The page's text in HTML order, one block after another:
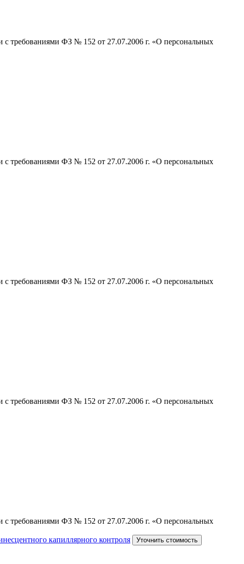
с требованиями ФЗ № 152 от 27.07.2006 г. «О персональных
с требованиями ФЗ № 152 от 27.07.2006 г. «О персональных
с требованиями ФЗ № 152 от 27.07.2006 г. «О персональных
с требованиями ФЗ № 152 от 27.07.2006 г. «О персональных
с требованиями ФЗ № 152 от 27.07.2006 г. «О персональных
капиллярного контроля
Уточнить стоимость